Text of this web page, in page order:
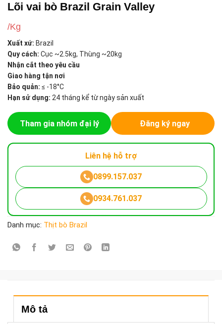
Lõi vai bò Brazil Grain Valley
/Kg
Xuất xứ: Brazil
Quy cách: Cục ~2.5kg, Thùng ~20kg
Nhận cắt theo yêu cầu
Giao hàng tận nơi
Bảo quản: ≤ -18°C
Hạn sử dụng: 24 tháng kể từ ngày sản xuất
Tham gia nhóm đại lý Đăng ký ngay
Liên hệ hỗ trợ
0899.157.037
0934.761.037
Danh mục: Thịt bò Brazil
Mô tả